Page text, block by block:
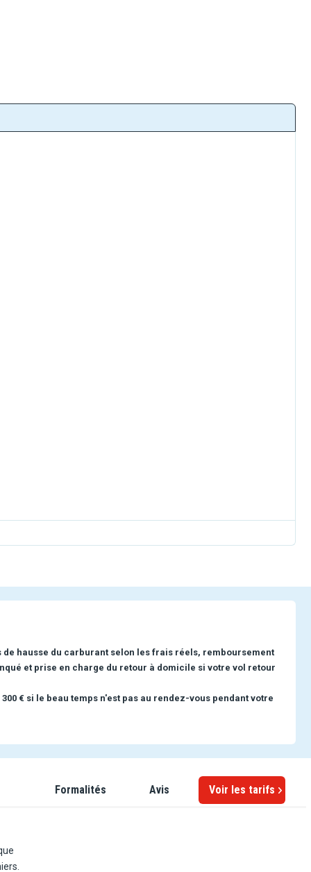
hausse du carburant selon les frais réels, remboursement
et prise en charge du retour à domicile si votre vol retour
€ si le beau temps n'est pas au rendez-vous pendant votre
Formalités Avis Voir les tarifs